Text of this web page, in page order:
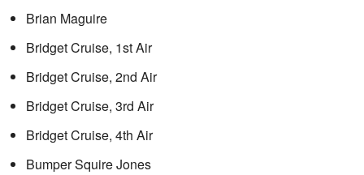
Brian Maguire
Bridget Cruise, 1st Air
Bridget Cruise, 2nd Air
Bridget Cruise, 3rd Air
Bridget Cruise, 4th Air
Bumper Squire Jones